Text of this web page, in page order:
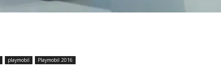
playmobil Playmobil 2016